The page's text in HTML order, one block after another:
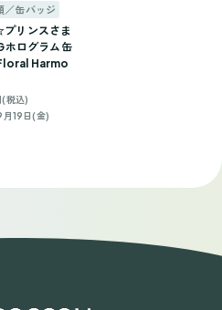
／缶バッジ
リンスさま
ログラム缶
Harmo
(税込)
19日(金)